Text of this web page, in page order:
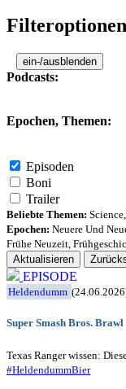
ein-/ausblenden
Podcasts:
Epochen, Themen:
Episoden
Boni
Trailer
Beliebte Themen: Science
Epochen: Neuere Und
Frühe Neuzeit
Aktualisieren
EPISODE
Heldendumm
Super Smash Bros. Brawl
Texas Ranger wissen:
#HeldendummBier